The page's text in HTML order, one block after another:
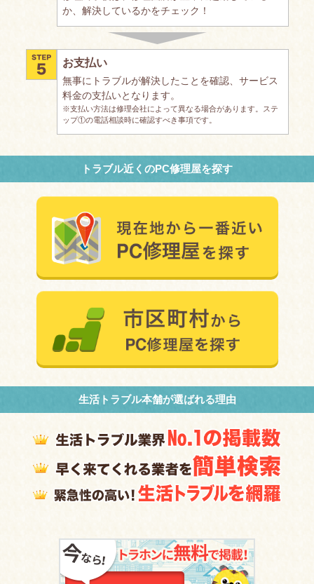
か、解決しているかをチェック！
お支払い
無事にトラブルが解決したことを確認、サービス
料金の支払いとなります。
※支払い方法は修理会社によって異なる場合があります。ステ
ップ①の電話相談時に確認すべき事項です。
トラブル近くのPC修理屋を探す
生活トラブル本舗が選ばれる理由